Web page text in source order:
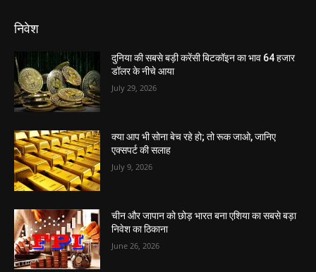
निवेश
दुनिया की सबसे बड़ी करेंसी बिटकॉइन का भाव 64 हजार
डॉलर के नीचे आया
July 29, 2026
क्या आप भी सोना बेच रहे हो; तो रूक जाओ, जानिए
एक्सपर्ट की सलाह
July 9, 2026
चीन और जापान को छोड़ भारत बना एशिया का सबसे बड़ा
निवेश का ठिकाना
June 26, 2026